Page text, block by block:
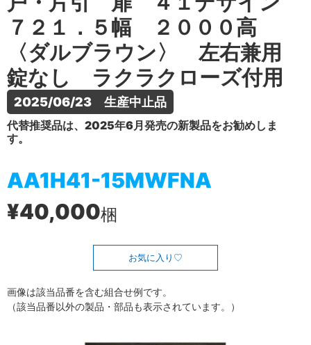
７２１．５幅 ２０００高
〈ダルブラウン〉 左右兼用
錠なし ラクラクローズ付用
2025/06/23　生産中止品
代替推奨品は、2025年6月発売の新製品をお勧めしま
す。
AA1H41-15MWFNA
¥40,000梱
お気に入り
画像は該当品番を含む組合せ例です。
（該当品番以外の製品・部品も表示されています。）